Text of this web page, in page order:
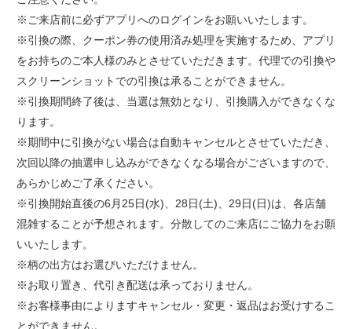
※ご来店前に必ずアプリへのログインをお願いいたします。
※引換の際、クーポン券の使用済み処理を実施するため、アプリ
をお持ちのご本人様のみとさせていただきます。代理での引換や
スクリーンショットでの引換は承ることができません。
※引換期間終了後は、当選は無効となり、引換購入ができなくな
ります。
※期間中に引換がない場合は自動キャンセルとさせていただき、
次回以降の抽選申し込みができなくなる場合がございますので、
あらかじめご了承ください。
※引換開始直後の6月25日(水)、28日(土)、29日(日)は、各店舗
混雑することが予想されます。分散してのご来店にご協力をお願
いいたします。
※柄の出方はお選びいただけません。
※お取り置き、代引き配送は承っておりません。
※お客様事由によりますキャンセル・変更・返品はお受けするこ
とができません。